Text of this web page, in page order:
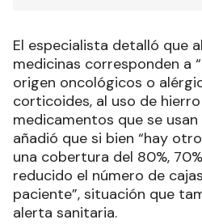
El especialista detalló que
medicinas corresponden a
origen oncológicos o
corticoides, al uso de
medicamentos que se usan
añadió que si bien “hay
una cobertura del 80%,
reducido el número de
paciente”, situación que
alerta sanitaria.